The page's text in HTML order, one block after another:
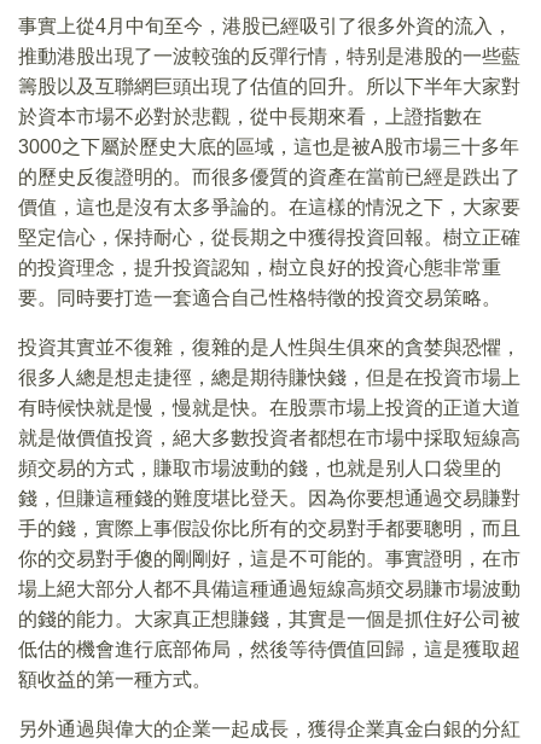
事實上從4月中旬至今，港股已經吸引了很多外資的流入，
推動港股出現了一波較強的反彈行情，特别是港股的一些藍
籌股以及互聯網巨頭出現了估值的回升。所以下半年大家對
於資本市場不必對於悲觀，從中長期來看，上證指數在
3000之下屬於歷史大底的區域，這也是被A股市場三十多年
的歷史反復證明的。而很多優質的資產在當前已經是跌出了
價值，這也是沒有太多爭論的。在這樣的情況之下，大家要
堅定信心，保持耐心，從長期之中獲得投資回報。樹立正確
的投資理念，提升投資認知，樹立良好的投資心態非常重
要。同時要打造一套適合自己性格特徵的投資交易策略。
投資其實並不復雜，復雜的是人性與生俱來的貪婪與恐懼，
很多人總是想走捷徑，總是期待賺快錢，但是在投資市場上
有時候快就是慢，慢就是快。在股票市場上投資的正道大道
就是做價值投資，絕大多數投資者都想在市場中採取短線高
頻交易的方式，賺取市場波動的錢，也就是别人口袋里的
錢，但賺這種錢的難度堪比登天。因為你要想通過交易賺對
手的錢，實際上事假設你比所有的交易對手都要聰明，而且
你的交易對手傻的剛剛好，這是不可能的。事實證明，在市
場上絕大部分人都不具備這種通過短線高頻交易賺市場波動
的錢的能力。大家真正想賺錢，其實是一個是抓住好公司被
低估的機會進行底部佈局，然後等待價值回歸，這是獲取超
額收益的第一種方式。
另外通過與偉大的企業一起成長，獲得企業真金白銀的分紅